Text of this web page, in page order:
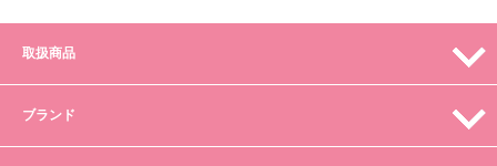
取扱商品
ブランド